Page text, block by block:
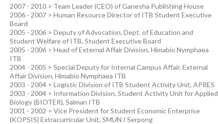
2007 - 2010 > Team Leader (CEO) of Ganesha Publishing House
2006 - 2007 > Human Resource Director of ITB Student Executive
Board
2005 - 2006 > Deputy of Advocation, Dept. of Education and
Student Welfare of ITB, Student Executive Board
2005 - 2006 > Head of External Affair Division, Himabio Nymphaea
ITB
2004 - 2005 > Special Deputy for Internal Campus Affair, External
Affair Division, Himabio Nymphaea ITB
2003 - 2004 > Logistic Division of ITB Student Activity Unit, APRES
2003 - 2004 > Information Division, Student Activity Unit for Applied
Biology (BIOTER), Salman ITB
2001 - 2002 > Vice President for Student Economic Enterprise
(KOPSIS) Extracurricular Unit, SMUN I Serpong